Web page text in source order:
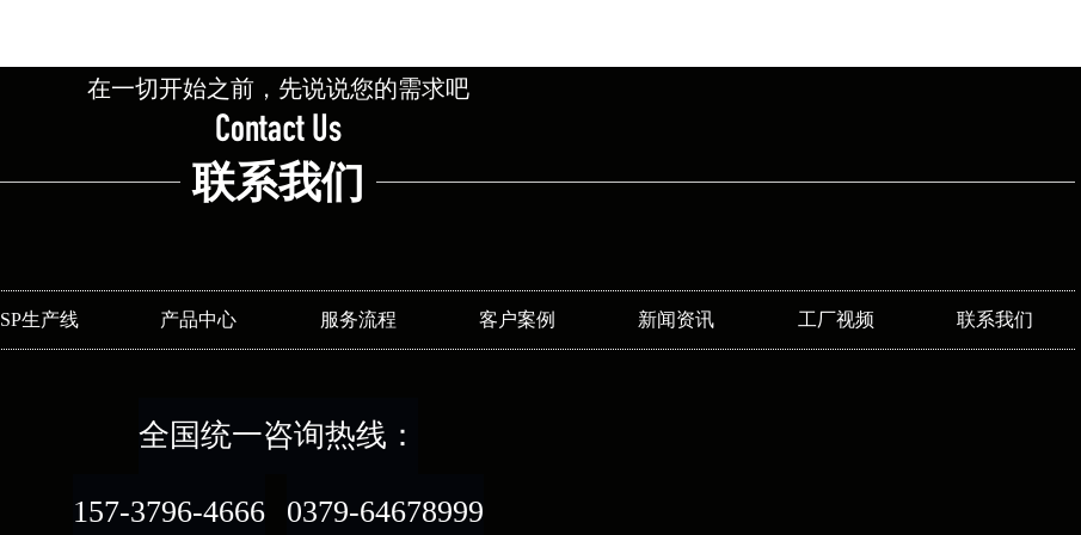
在一切开始之前，先说说您的需求吧
Contact Us
联系我们
SP生产线 产品中心 服务流程 客户案例 新闻资讯 工厂视频 联系我们
全国统一咨询热线：
157-3796-4666 0379-64678999